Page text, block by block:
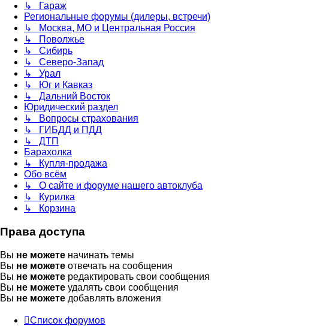
↳ Гараж
Региональные форумы (дилеры, встречи)
↳ Москва, МО и Центральная Россия
↳ Поволжье
↳ Сибирь
↳ Северо-Запад
↳ Урал
↳ Юг и Кавказ
↳ Дальний Восток
Юридический раздел
↳ Вопросы страхования
↳ ГИБДД и ПДД
↳ ДТП
Барахолка
↳ Купля-продажа
Обо всём
↳ О сайте и форуме нашего автоклуба
↳ Курилка
↳ Корзина
Права доступа
Вы не можете начинать темы
Вы не можете отвечать на сообщения
Вы не можете редактировать свои сообщения
Вы не можете удалять свои сообщения
Вы не можете добавлять вложения
Список форумов